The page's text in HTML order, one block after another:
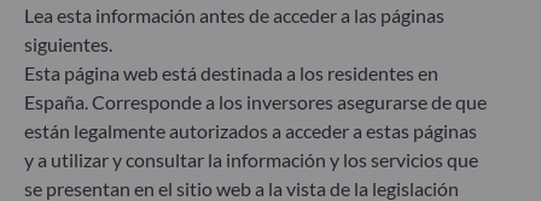
Lea esta información antes de acceder a las páginas
siguientes.
Esta página web está destinada a los residentes en
España. Corresponde a los inversores asegurarse de que
están legalmente autorizados a acceder a estas páginas
y a utilizar y consultar la información y los servicios que
se presentan en el sitio web a la vista de la legislación